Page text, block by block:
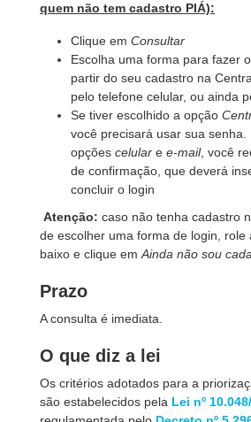
quem não tem cadastro PIÁ):
Clique em Consultar
Escolha uma forma para fazer
partir do seu cadastro na
pelo telefone celular, ou ainda
Se tiver escolhido a opção
você precisará usar sua senha.
opções celular e e-mail, você
de confirmação, que deverá
concluir o login
Atenção: caso não tenha cadastro
de escolher uma forma de login, role
baixo e clique em Ainda não sou
Prazo
A consulta é imediata.
O que diz a lei
Os critérios adotados para a
são estabelecidos pela Lei nº